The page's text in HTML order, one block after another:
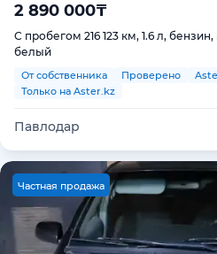
2 890 000₸
С пробегом 216 123 км, 1.6 л,
белый
От собственника Проверено
Только на Aster.kz
Павлодар
Частная продажа